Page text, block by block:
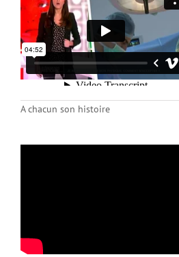
A chacun son histoire